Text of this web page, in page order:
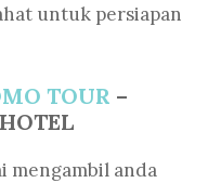
untuk persiapan
TOUR –
mengambil anda